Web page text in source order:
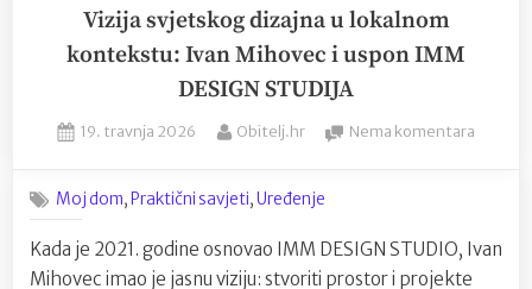
proljeće:
Mali
veliki
Vizija svjetskog dizajna u lokalnom
kontekstu: Ivan Mihovec i uspon IMM
DESIGN STUDIJA
Posted
19. travnja 2026 By
Obitelj.hr Nema komentara
Moj dom, Praktični savjeti,Uređenje
Kada je 2021. godine osnovao IMM DESIGN STUDIO, Ivan
Mihovec imao je jasnu viziju: stvoriti prostor i projekte